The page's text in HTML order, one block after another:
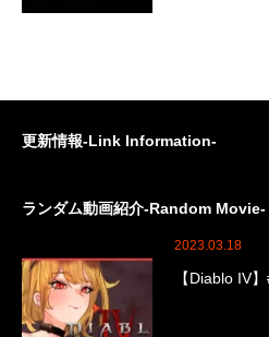
更新情報-Link Information-
ランダム動画紹介-Random Movie-
2023.03.18
【Diablo IV